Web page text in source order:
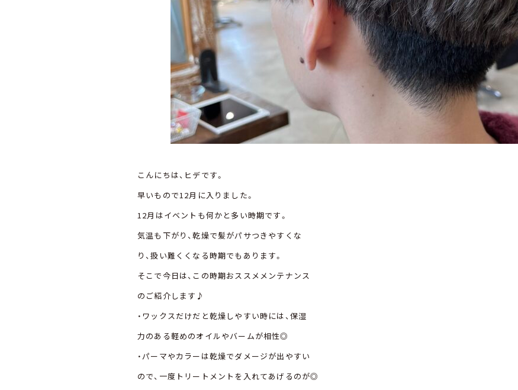
こんにちは、ヒデです。
早いもので12月に入りました。
12月はイベントも何かと多い時期です。
気温も下がり、乾燥で髪がパサつきやすくな
り、扱い難くくなる時期でもあります。
そこで今日は、この時期おススメメンテナンス
のご紹介します♪
・ワックスだけだと乾燥しやすい時には、保湿
力のある軽めのオイルやバームが相性◎
・パーマやカラーは乾燥でダメージが出やすい
ので、一度トリートメントを入れてあげるのが◎